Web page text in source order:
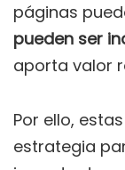
páginas
pueden ser
aporta valor
Por ello,
estrategia